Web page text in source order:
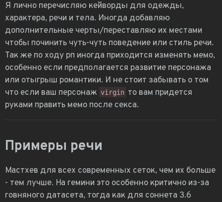
Я лично перечисляю кейворды для одежды,
характера, речи и тела. Иногда добавляю
дополнительные черты/переставляю их местами
чтобы починить чуть-чуть поведение или стиль речи.
Так же по ходу рп иногда приходится изменять мемо,
особенно если предполагается развитие персонажа
или отыгрыш романтики. И не стоит забывать о том
что если ваш персонаж virgin то вам придется
руками править мемо после секса.
Примеры речи
Мастхев для всех современных сеток, чем их больше
- тем лучше. На гемини это особенно критично из-за
говняного датасета, тогда как для соннета 3.6